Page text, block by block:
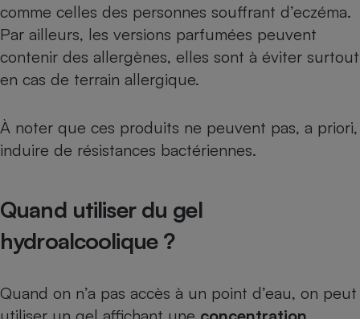
comme celles des personnes souffrant d’eczéma.
Par ailleurs, les versions parfumées peuvent
contenir des allergènes, elles sont à éviter surtout
en cas de terrain allergique.
À noter que ces produits ne peuvent pas, a priori,
induire de résistances bactériennes.
Quand utiliser du gel
hydroalcoolique ?
Quand on n’a pas accès à un point d’eau, on peut